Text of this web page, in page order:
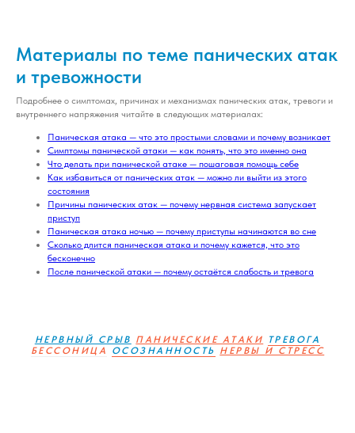
Материалы по теме панических атак
и тревожности
Подробнее о симптомах, причинах и механизмах панических атак, тревоги и
внутреннего напряжения читайте в следующих материалах:
Паническая атака — что это простыми словами и почему возникает
Симптомы панической атаки — как понять, что это именно она
Что делать при панической атаке — пошаговая помощь себе
Как избавиться от панических атак — можно ли выйти из этого
состояния
Причины панических атак — почему нервная система запускает
приступ
Паническая атака ночью — почему приступы начинаются во сне
Сколько длится паническая атака и почему кажется, что это
бесконечно
После панической атаки — почему остаётся слабость и тревога
НЕРВНЫЙ СРЫВ ПАНИЧЕСКИЕ АТАКИ
ТРЕВОГА
БЕССОНИЦА
ОСОЗНАННОСТЬ НЕРВЫ И СТРЕСС